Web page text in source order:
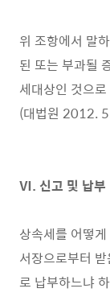
위 조항에서 말
된 또는 부과될
세대상인 것으
(대법원 2012.
Ⅵ. 신고 및 납부
상속세를 어떻
서장으로부터
로 납부하느냐